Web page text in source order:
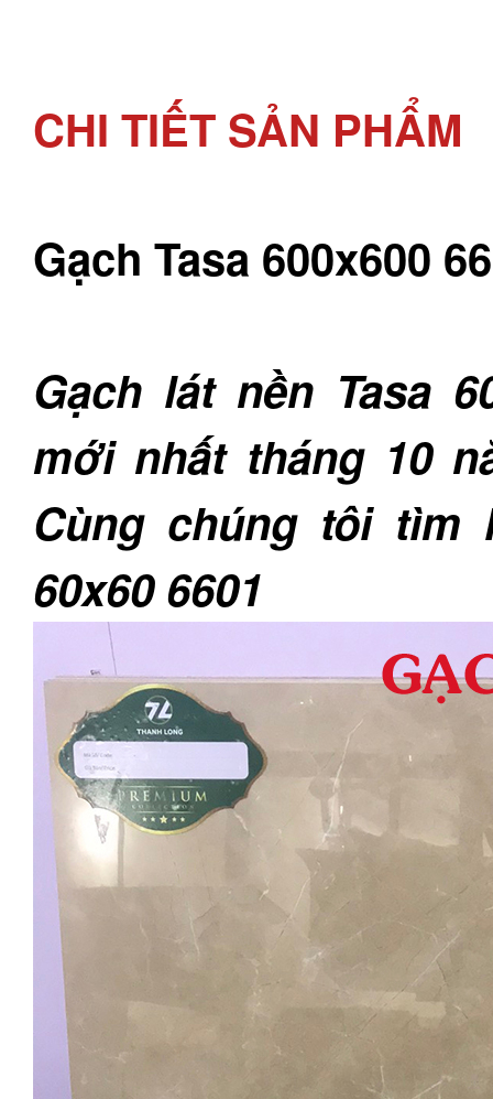
CHI TIẾT SẢN PHẨM
Gạch Tasa 600x600
Gạch lát nền Tasa
mới nhất tháng 10
Cùng chúng tôi tìm
60x60 6601